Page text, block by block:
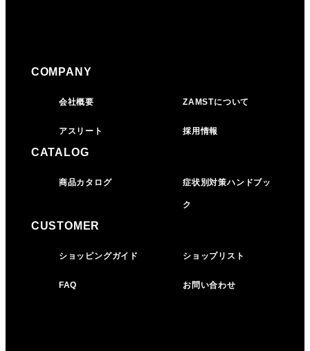
COMPANY
会社概要 ZAMSTについて
アスリート 採用情報
CATALOG
商品カタログ 症状別対策ハンドブッ
ク
CUSTOMER
ショッピングガイド ショップリスト
FAQ お問い合わせ